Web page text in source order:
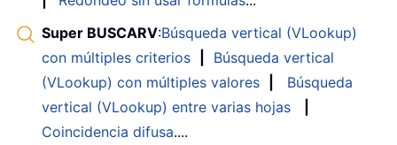
Super BUSCARV:Búsqueda vertical (VLookup)
con múltiples criterios
Búsqueda vertical
(VLookup) con múltiples valores
Búsqueda
vertical (VLookup) entre varias hojas
Coincidencia difusa....